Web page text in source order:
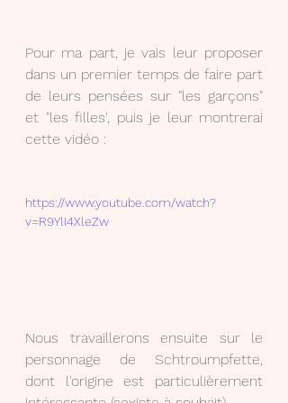
Pour ma part, je vais leur proposer
dans un premier temps de faire part
de leurs pensées sur "les garçons"
et "les filles', puis je leur montrerai
cette vidéo :
https://www.youtube.com/watch?
v=R9YlI4XleZw
Nous travaillerons ensuite sur le
personnage de Schtroumpfette,
dont l'origine est particulièrement